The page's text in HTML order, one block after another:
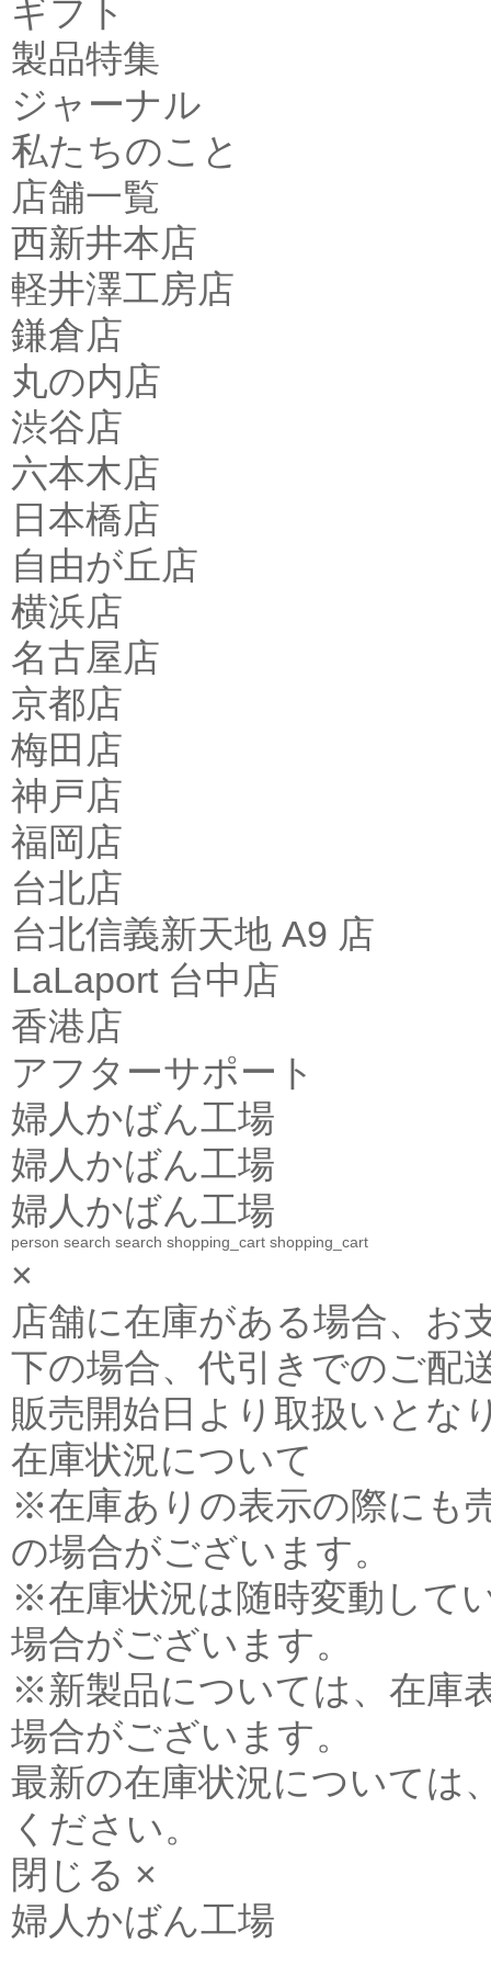
ギフト
製品特集
ジャーナル
私たちのこと
店舗一覧
西新井本店
軽井澤工房店
鎌倉店
丸の内店
渋谷店
六本木店
日本橋店
自由が丘店
横浜店
名古屋店
京都店
梅田店
神戸店
福岡店
台北店
台北信義新天地 A9 店
LaLaport 台中店
香港店
アフターサポート
婦人かばん工場
婦人かばん工場
婦人かばん工場
person search search shopping_cart shopping_cart
×
店舗に在庫がある場合、お
下の場合、代引きでのご配
販売開始日より取扱いとな
在庫状況について
※在庫ありの表示の際にも
の場合がございます。
※在庫状況は随時変動して
場合がございます。
※新製品については、在庫
場合がございます。
最新の在庫状況については
ください。
閉じる ×
婦人かばん工場